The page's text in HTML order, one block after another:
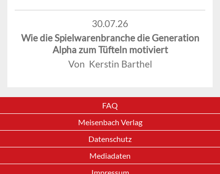
30.07.26
Wie die Spielwarenbranche die Generation
Alpha zum Tüfteln motiviert
Von Kerstin Barthel
FAQ
Meisenbach Verlag
Datenschutz
Mediadaten